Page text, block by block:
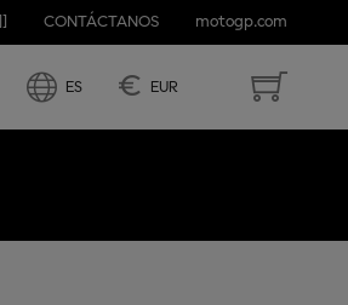
CONTÁCTANOS motogp.com
ES € EUR